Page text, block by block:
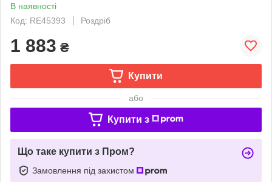
В наявності
Код: RE45393
Роздріб
1 883 ₴
Купити
або
Купити з
Що таке купити з Пром?
Замовлення під захистом